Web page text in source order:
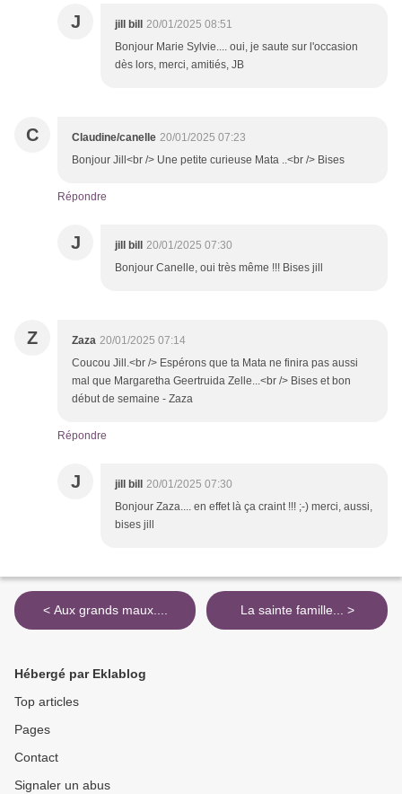
J jill bill
20/01/2025 08:51
Bonjour Marie Sylvie.... oui, je saute sur l'occasion
dès lors, merci, amitiés, JB
C Claudine/canelle 20/01/2025 07:23
Bonjour Jill<br /> Une petite curieuse Mata ..<br /> Bises
Répondre
J jill bill
20/01/2025 07:30
Bonjour Canelle, oui très même !!! Bises jill
Z Zaza 20/01/2025 07:14
Coucou Jill.<br /> Espérons que ta Mata ne finira pas aussi
mal que Margaretha Geertruida Zelle...<br /> Bises et bon
début de semaine - Zaza
Répondre
J jill bill
20/01/2025 07:30
Bonjour Zaza.... en effet là ça craint !!! ;-) merci, aussi,
bises jill
< Aux grands maux.... La sainte famille... >
Hébergé par Eklablog
Top articles
Pages
Contact
Signaler un abus